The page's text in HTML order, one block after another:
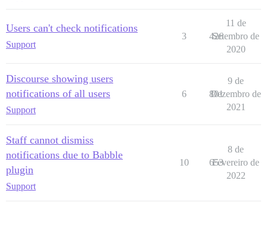
Users can't check notifications
Support
3 426
11 de
Setembro de
2020
Discourse showing users
notifications of all users
Support
6 801
9 de
Dezembro de
2021
Staff cannot dismiss
notifications due to Babble
plugin
Support
10 653
8 de
Fevereiro de
2022